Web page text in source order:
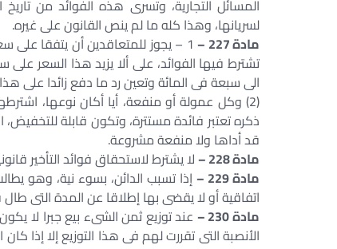
المسائل التجارية، وتسرى هذه الفوائد من تاريخ
لسريانها، وهذا كله ما لم ينص القانون على غيره.
مادة 227 –
1 – يجوز للمتعاقدين أن يتفقا على
تشترط فيها الفوائد، على ألا يزيد هذا السعر
الى سبعة فى المائة وتعين رد ما دفع زائدا على هذا
(2) وكل عمولة أو منفعة، أيا أكان نوعها،
ذكره تعتبر فائدة مستترة، وتكون قابلة
قد أداها ولا منفعة مشروعة.
مادة 228 –
لا يشترط لاستحقاق فوائد التأخير
مادة 229 –
إذا تسبب الدائن، بسوء نية، وهو
اتفاقية أو لا يقضى بها إطلاقا عن المدة التى طال
مادة 230 –
عند توزيع ثمن الشىء بيع جبرا لا
الأنصبة التى تقررت لهم فى هذا التوزيع إلا إذا